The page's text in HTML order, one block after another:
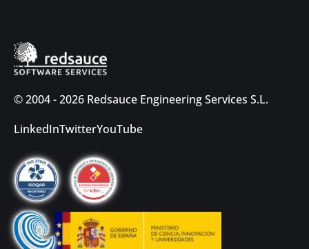
© 2004 - 2026 Redsauce Engineering Services S.L.
LinkedInTwitterYouTube